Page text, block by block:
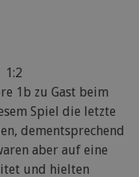
1:2
1b zu Gast beim
Spiel die letzte
dementsprechend
aber auf eine
und hielten